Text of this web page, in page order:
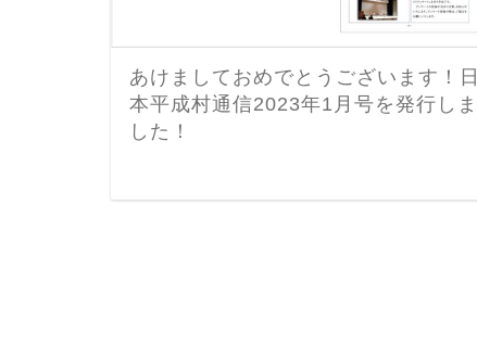
あけましておめでとうございます！日
本平成村通信2023年1月号を発行しま
した！